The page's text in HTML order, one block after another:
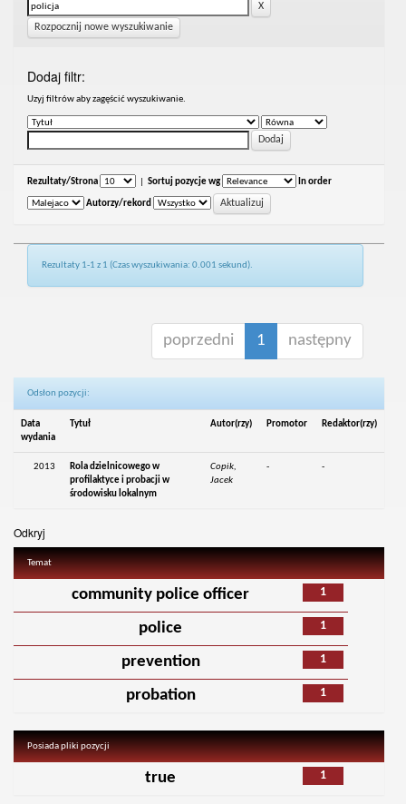
Rozpocznij nowe wyszukiwanie
Dodaj filtr:
Uzyj filtrów aby zagęścić wyszukiwanie.
Rezultaty/Strona Sortuj pozycje wg In order
Autorzy/rekord
Rezultaty 1-1 z 1 (Czas wyszukiwania: 0.001 sekund).
poprzedni 1 następny
Odsłon pozycji:
Data
wydania
Tytuł Autor(rzy) Promotor Redaktor(rzy)
2013
Rola dzielnicowego w
profilaktyce i probacji w
środowisku lokalnym
Copik,
Jacek
- -
Odkryj
Temat
1
community police officer
1
police
1
prevention
1
probation
Posiada pliki pozycji
1
true